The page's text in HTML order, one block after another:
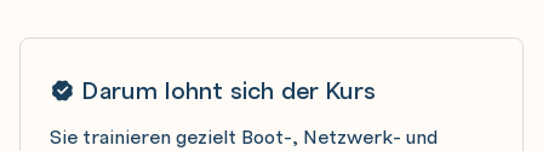
Darum lohnt sich der Kurs
Sie trainieren gezielt Boot-, Netzwerk- und